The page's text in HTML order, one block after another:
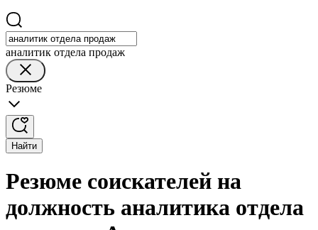
аналитик отдела продаж
Резюме
Найти
Резюме соискателей на
должность аналитика отдела